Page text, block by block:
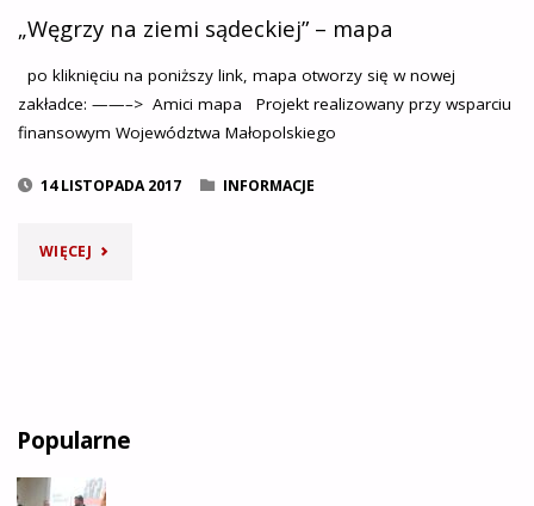
„Węgrzy na ziemi sądeckiej” – mapa
po kliknięciu na poniższy link, mapa otworzy się w nowej
zakładce: ——–> Amici mapa Projekt realizowany przy wsparciu
finansowym Województwa Małopolskiego
14 LISTOPADA 2017 INFORMACJE
WIĘCEJ"„WĘGRZY
–
MAPA"
Popularne